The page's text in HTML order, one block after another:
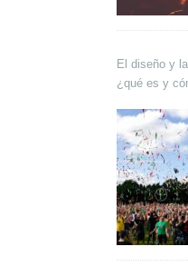
El diseño y
¿qué es y